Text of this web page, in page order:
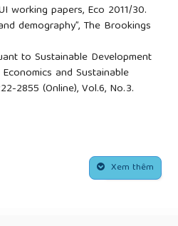
working papers, Eco 2011/30.
demography”, The Brookings
to Sustainable Development
and Sustainable
2855 (Online), Vol.6, No.3.
Xem thêm